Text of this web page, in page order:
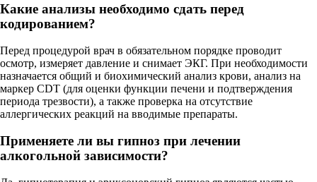
Какие анализы необходимо сдать перед
кодированием?
Перед процедурой врач в обязательном порядке проводит
осмотр, измеряет давление и снимает ЭКГ. При необходимости
назначается общий и биохимический анализ крови, анализ на
маркер CDT (для оценки функции печени и подтверждения
периода трезвости), а также проверка на отсутствие
аллергических реакций на вводимые препараты.
Применяете ли вы гипноз при лечении
алкогольной зависимости?